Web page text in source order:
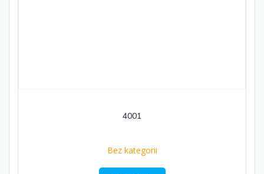
4001
Bez kategorii